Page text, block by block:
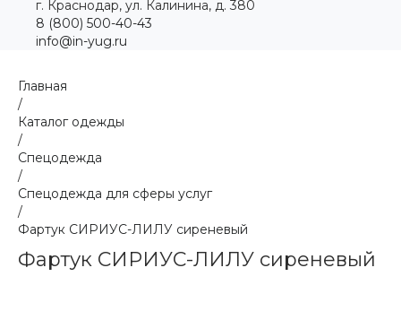
г. Краснодар, ул. Калинина, д. 380
8 (800) 500-40-43
info@in-yug.ru
Главная
/
Каталог одежды
/
Спецодежда
/
Спецодежда для сферы услуг
/
Фартук СИРИУС-ЛИЛУ сиреневый
Фартук СИРИУС-ЛИЛУ сиреневый